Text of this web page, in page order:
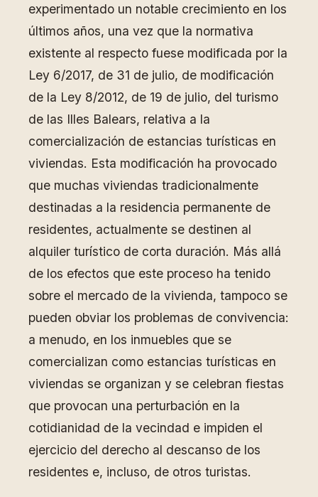
experimentado un notable crecimiento en los
últimos años, una vez que la normativa
existente al respecto fuese modificada por la
Ley 6/2017, de 31 de julio, de modificación
de la Ley 8/2012, de 19 de julio, del turismo
de las Illes Balears, relativa a la
comercialización de estancias turísticas en
viviendas. Esta modificación ha provocado
que muchas viviendas tradicionalmente
destinadas a la residencia permanente de
residentes, actualmente se destinen al
alquiler turístico de corta duración. Más allá
de los efectos que este proceso ha tenido
sobre el mercado de la vivienda, tampoco se
pueden obviar los problemas de convivencia:
a menudo, en los inmuebles que se
comercializan como estancias turísticas en
viviendas se organizan y se celebran fiestas
que provocan una perturbación en la
cotidianidad de la vecindad e impiden el
ejercicio del derecho al descanso de los
residentes e, incluso, de otros turistas.